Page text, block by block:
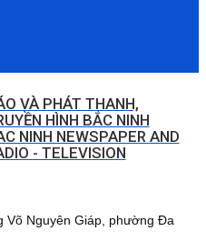
VÀ PHÁT THANH,
HÌNH BẮC NINH
NINH NEWSPAPER AND
- TELEVISION
Võ Nguyên Giáp, phường Đa